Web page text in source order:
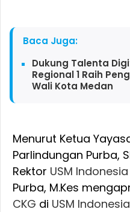
Baca Juga:
Dukung Talenta
Regional 1 Raih
Wali Kota Medan
Menurut Ketua
Parlindungan Purba,
Rektor USM Indonesia
Purba, M.Kes
CKG di USM Indonesia